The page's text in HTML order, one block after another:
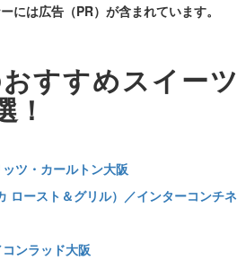
には広告（PR）が含まれています。
おすすめスイー
！
ツ・カールトン大阪
ロースト＆グリル）／インターコンチ
ンラッド大阪